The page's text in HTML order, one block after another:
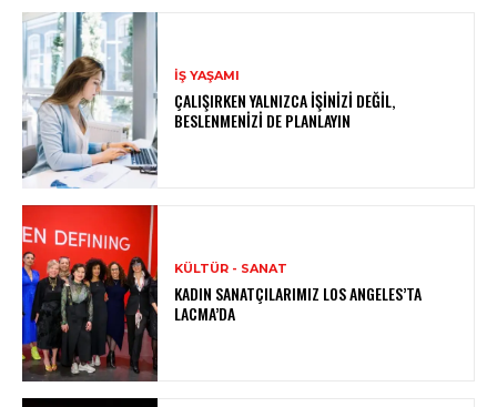
İŞ YAŞAMI
ÇALIŞIRKEN YALNIZCA İŞINIZI DEĞIL,
BESLENMENIZI DE PLANLAYIN
KÜLTÜR - SANAT
KADIN SANATÇILARIMIZ LOS ANGELES’TA
LACMA’DA